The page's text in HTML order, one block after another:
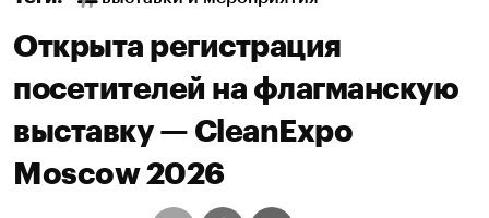
Открыта регистрация
посетителей на флагманскую
выставку — CleanExpo
Moscow 2026